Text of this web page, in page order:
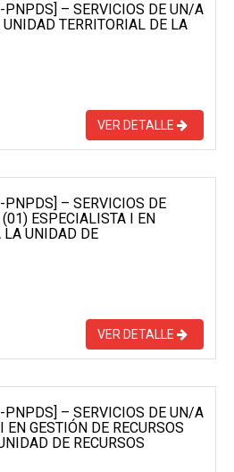
– SERVICIOS DE UN/A
TERRITORIAL DE LA
VER DETALLE
– SERVICIOS DE
ESPECIALISTA I EN
LA UNIDAD DE
VER DETALLE
– SERVICIOS DE UN/A
GESTIÓN DE RECURSOS
DE RECURSOS